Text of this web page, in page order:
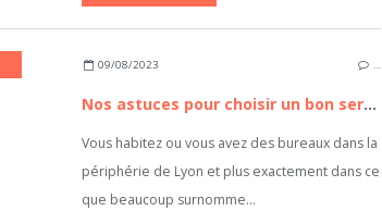
09/08/2023 …
Nos astuces pour choisir un bon serrurier à Villeurbanne
Vous habitez ou vous avez des bureaux dans la
périphérie de Lyon et plus exactement dans ce
que beaucoup surnomme...